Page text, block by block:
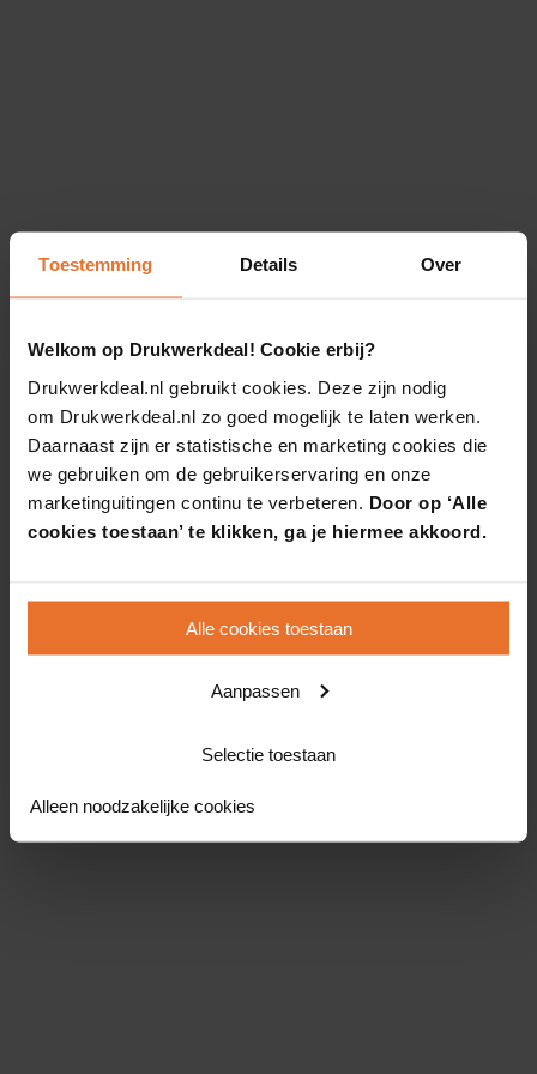
Toestemming Details Over
Welkom op Drukwerkdeal! Cookie erbij?
Drukwerkdeal.nl gebruikt cookies. Deze zijn nodig
om Drukwerkdeal.nl zo goed mogelijk te laten werken.
Daarnaast zijn er statistische en marketing cookies die
we gebruiken om de gebruikerservaring en onze
marketinguitingen continu te verbeteren. Door op ‘Alle
cookies toestaan’ te klikken, ga je hiermee akkoord.
Alle cookies toestaan
Aanpassen
Selectie toestaan
Alleen noodzakelijke cookies